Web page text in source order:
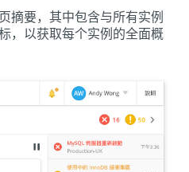
摘要，其中包含与所有实例
，以获取每个实例的全面概